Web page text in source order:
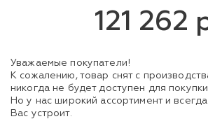
121 262
Уважаемые покупатели!
К сожалению, товар снят с
никогда не будет доступен для
Но у нас широкий ассортимент и
Вас устроит.